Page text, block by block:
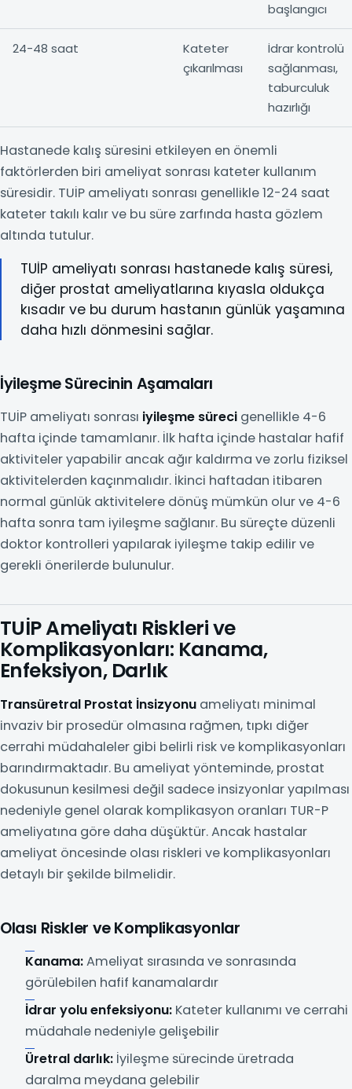
başlangıcı
24-48 saat
Kateter
çıkarılması
İdrar kontrolü
sağlanması,
taburculuk
hazırlığı
Hastanede kalış süresini etkileyen en önemli
faktörlerden biri ameliyat sonrası kateter kullanım
süresidir. TUİP ameliyatı sonrası genellikle 12-24 saat
kateter takılı kalır ve bu süre zarfında hasta gözlem
altında tutulur.
TUİP ameliyatı sonrası hastanede kalış süresi,
diğer prostat ameliyatlarına kıyasla oldukça
kısadır ve bu durum hastanın günlük yaşamına
daha hızlı dönmesini sağlar.
İyileşme Sürecinin Aşamaları
TUİP ameliyatı sonrası iyileşme süreci genellikle 4-6
hafta içinde tamamlanır. İlk hafta içinde hastalar hafif
aktiviteler yapabilir ancak ağır kaldırma ve zorlu fiziksel
aktivitelerden kaçınmalıdır. İkinci haftadan itibaren
normal günlük aktivitelere dönüş mümkün olur ve 4-6
hafta sonra tam iyileşme sağlanır. Bu süreçte düzenli
doktor kontrolleri yapılarak iyileşme takip edilir ve
gerekli önerilerde bulunulur.
TUİP Ameliyatı Riskleri ve
Komplikasyonları: Kanama,
Enfeksiyon, Darlık
Transüretral Prostat İnsizyonu ameliyatı minimal
invaziv bir prosedür olmasına rağmen, tıpkı diğer
cerrahi müdahaleler gibi belirli risk ve komplikasyonları
barındırmaktadır. Bu ameliyat yönteminde, prostat
dokusunun kesilmesi değil sadece insizyonlar yapılması
nedeniyle genel olarak komplikasyon oranları TUR-P
ameliyatına göre daha düşüktür. Ancak hastalar
ameliyat öncesinde olası riskleri ve komplikasyonları
detaylı bir şekilde bilmelidir.
Olası Riskler ve Komplikasyonlar
Kanama:Ameliyat sırasında ve sonrasında
görülebilen hafif kanamalardır
İdrar yolu enfeksiyonu: Kateter kullanımı ve cerrahi
müdahale nedeniyle gelişebilir
Üretral darlık: İyileşme sürecinde üretrada
daralma meydana gelebilir